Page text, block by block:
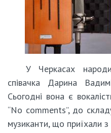
У Черкасах
співачка Дарина
Сьогодні вона є
“No comments”, до
музиканти, що приїхали